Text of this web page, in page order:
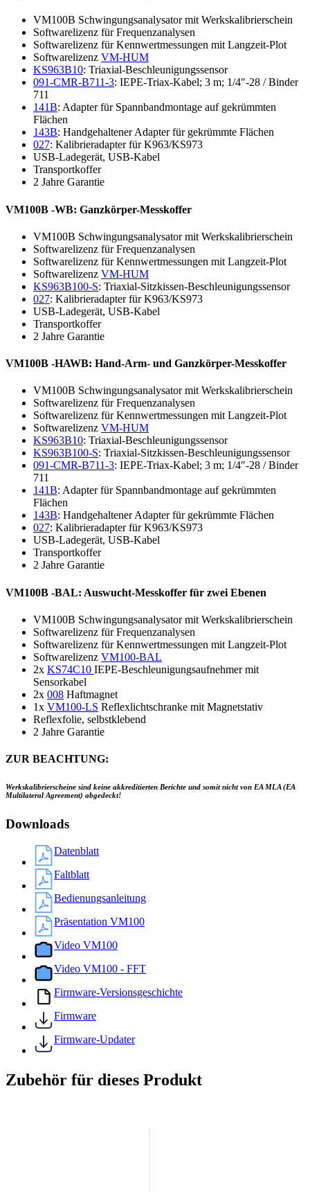
VM100B Schwingungsanalysator mit Werkskalibrierschein
Softwarelizenz für Frequenzanalysen
Softwarelizenz für Kennwertmessungen mit Langzeit-Plot
Softwarelizenz VM-HUM
KS963B10: Triaxial-Beschleunigungssensor
091-CMR-B711-3: IEPE-Triax-Kabel; 3 m; 1/4″-28 / Binder
711
141B: Adapter für Spannbandmontage auf gekrümmten
Flächen
143B: Handgehaltener Adapter für gekrümmte Flächen
027: Kalibrieradapter für K963/KS973
USB-Ladegerät, USB-Kabel
Transportkoffer
2 Jahre Garantie
VM100B -WB: Ganzkörper-Messkoffer
VM100B Schwingungsanalysator mit Werkskalibrierschein
Softwarelizenz für Frequenzanalysen
Softwarelizenz für Kennwertmessungen mit Langzeit-Plot
Softwarelizenz VM-HUM
KS963B100-S: Triaxial-Sitzkissen-Beschleunigungssensor
027: Kalibrieradapter für K963/KS973
USB-Ladegerät, USB-Kabel
Transportkoffer
2 Jahre Garantie
VM100B -HAWB: Hand-Arm- und Ganzkörper-Messkoffer
VM100B Schwingungsanalysator mit Werkskalibrierschein
Softwarelizenz für Frequenzanalysen
Softwarelizenz für Kennwertmessungen mit Langzeit-Plot
Softwarelizenz VM-HUM
KS963B10: Triaxial-Beschleunigungssensor
KS963B100-S: Triaxial-Sitzkissen-Beschleunigungssensor
091-CMR-B711-3: IEPE-Triax-Kabel; 3 m; 1/4″-28 / Binder
711
141B: Adapter für Spannbandmontage auf gekrümmten
Flächen
143B: Handgehaltener Adapter für gekrümmte Flächen
027: Kalibrieradapter für K963/KS973
USB-Ladegerät, USB-Kabel
Transportkoffer
2 Jahre Garantie
VM100B -BAL: Auswucht-Messkoffer für zwei Ebenen
VM100B Schwingungsanalysator mit Werkskalibrierschein
Softwarelizenz für Frequenzanalysen
Softwarelizenz für Kennwertmessungen mit Langzeit-Plot
Softwarelizenz VM100-BAL
2x KS74C10 IEPE-Beschleunigungsaufnehmer mit
Sensorkabel
2x 008 Haftmagnet
1x VM100-LS Reflexlichtschranke mit Magnetstativ
Reflexfolie, selbstklebend
2 Jahre Garantie
ZUR BEACHTUNG:
Werkskalibrierscheine sind keine akkreditierten Berichte und somit nicht von EA MLA (EA
Multilateral Agreement) abgedeckt!
Downloads
Datenblatt
Faltblatt
Bedienungsanleitung
Präsentation VM100
Video VM100
Video VM100 - FFT
Firmware-Versionsgeschichte
Firmware
Firmware-Updater
Zubehör für dieses Produkt